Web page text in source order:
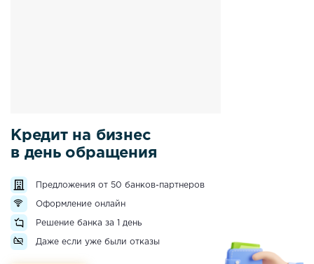
Кредит на бизнес
в день обращения
Предложения от 50 банков-партнеров
Оформление онлайн
Решение банка за 1 день
Даже если уже были отказы